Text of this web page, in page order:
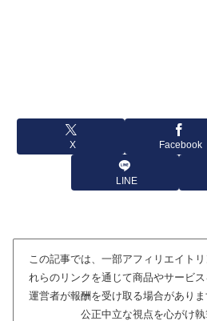
X Facebook
LINE
この記事では、一部アフィリエイト
れらのリンクを通じて商品やサービス
運営者が報酬を受け取る場合があり
公正中立な視点を心がけ執